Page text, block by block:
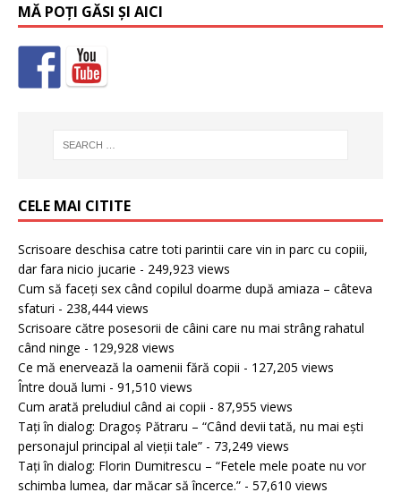
MĂ POȚI GĂSI ȘI AICI
CELE MAI CITITE
Scrisoare deschisa catre toti parintii care vin in parc cu copiii,
dar fara nicio jucarie - 249,923 views
Cum să faceți sex când copilul doarme după amiaza – câteva
sfaturi - 238,444 views
Scrisoare către posesorii de câini care nu mai strâng rahatul
când ninge - 129,928 views
Ce mă enervează la oamenii fără copii - 127,205 views
Între două lumi - 91,510 views
Cum arată preludiul când ai copii - 87,955 views
Tați în dialog: Dragoș Pătraru – “Când devii tată, nu mai ești
personajul principal al vieții tale” - 73,249 views
Tați în dialog: Florin Dumitrescu – “Fetele mele poate nu vor
schimba lumea, dar măcar să încerce.” - 57,610 views